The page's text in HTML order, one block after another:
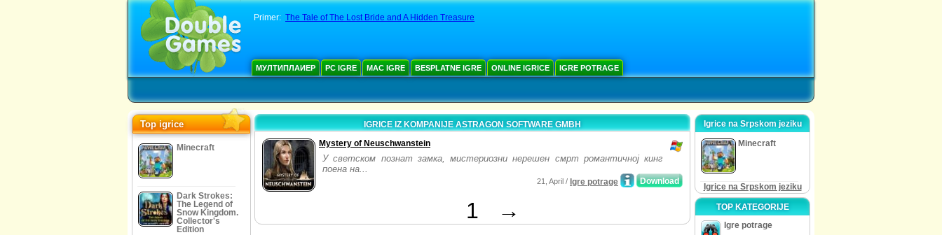
Primer: The Tale of The Lost Bride and A Hidden Treasure
МУЛТИПЛАИЕР PC IGRE MAC IGRE BESPLATNE IGRE ONLINE IGRICE IGRE POTRAGE
Top igrice
Minecraft
Dark Strokes:
The Legend of
Snow Kingdom.
Collector's
Edition
IGRICE IZ KOMPANIJE ASTRAGON SOFTWARE GMBH
Mystery of Neuschwanstein
У светском познат замка, мистериозни нерешен смрт романтичној кинг
поена на...
Download
21, April / Igre potrage
1 →
Igrice na Srpskom jeziku
Minecraft
Igrice na Srpskom jeziku
TOP KATEGORIJE
Igre potrage